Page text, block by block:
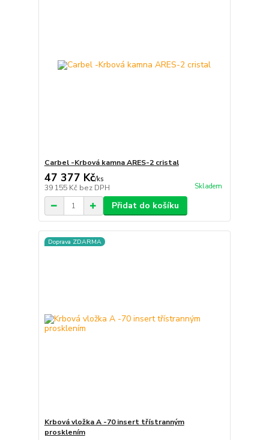
Carbel -Krbová kamna ARES-2 cristal
47 377 Kč/ks
39 155 Kč bez DPH Skladem
Přidat do košíku
Doprava ZDARMA
Krbová vložka A -70 insert třístranným
prosklením